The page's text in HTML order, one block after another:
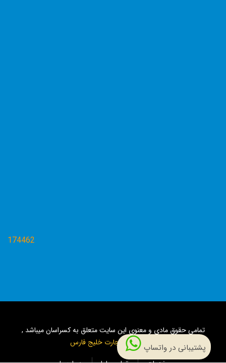
174462
تمامی حقوق مادی و معنوی این سایت متعلق به کسراسان میباشد ,
طراحیعامر تجارت خلیج فارس
پشتیبانی در واتساپ